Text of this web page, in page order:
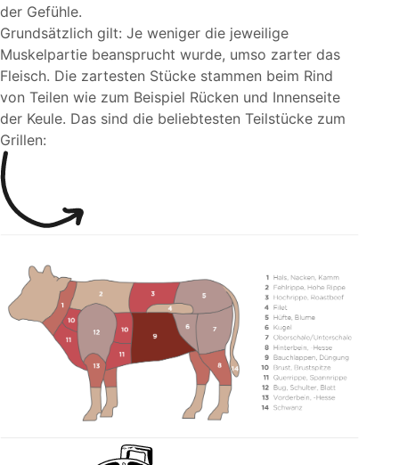
der Gefühle.
Grundsätzlich gilt: Je weniger die jeweilige
Muskelpartie beansprucht wurde, umso zarter das
Fleisch. Die zartesten Stücke stammen beim Rind
von Teilen wie zum Beispiel Rücken und Innenseite
der Keule. Das sind die beliebtesten Teilstücke zum
Grillen: